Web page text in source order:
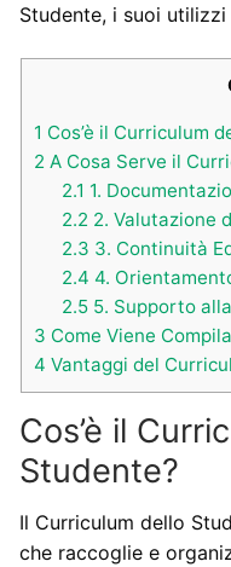
Studente, i suoi
1 Cos’è il Curriculum
2 A Cosa Serve il
2.1 1.
2.2 2. Valutazione
2.3 3. Continuità
2.4 4.
2.55. Supporto
3 Come Viene
4 Vantaggi del
Cos’è il
Studente?
Il Curriculum dello
che raccoglie e